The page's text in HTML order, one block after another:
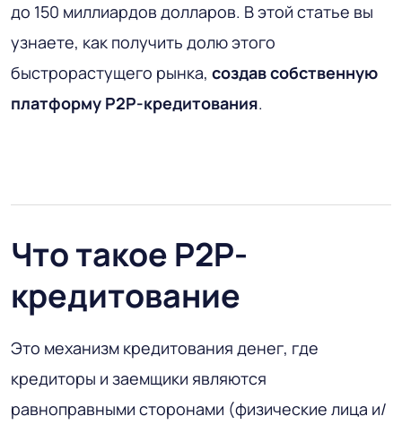
до 150 миллиардов долларов. В этой статье вы
узнаете, как получить долю этого
быстрорастущего рынка, создав собственную
платформу P2P-кредитования.
Что такое P2P-
кредитование
Это механизм кредитования денег, где
кредиторы и заемщики являются
равноправными сторонами (физические лица и/